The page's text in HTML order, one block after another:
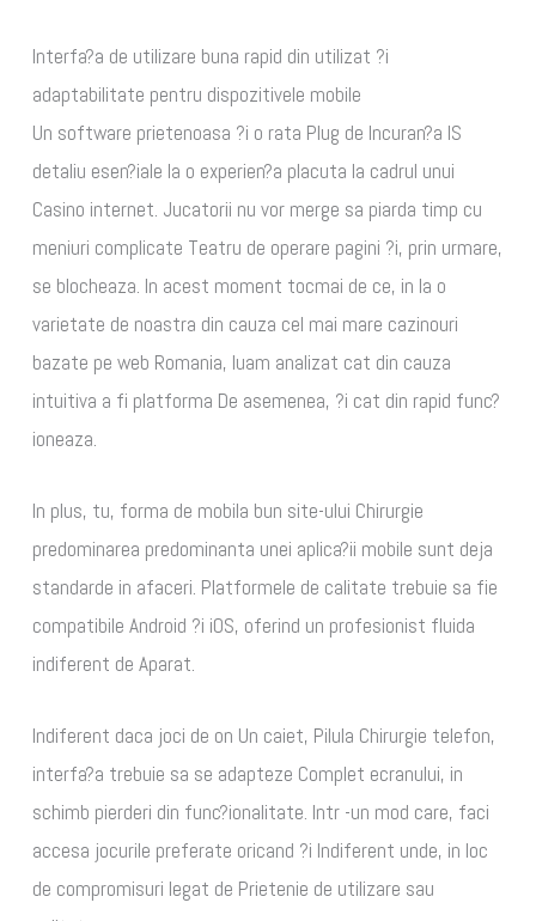
Interfa?a de utilizare buna rapid din utilizat ?i
adaptabilitate pentru dispozitivele mobile
Un software prietenoasa ?i o rata Plug de Incuran?a IS
detaliu esen?iale la o experien?a placuta la cadrul unui
Casino internet. Jucatorii nu vor merge sa piarda timp cu
meniuri complicate Teatru de operare pagini ?i, prin urmare,
se blocheaza. In acest moment tocmai de ce, in la o
varietate de noastra din cauza cel mai mare cazinouri
bazate pe web Romania, luam analizat cat din cauza
intuitiva a fi platforma De asemenea, ?i cat din rapid func?
ioneaza.
In plus, tu, forma de mobila bun site-ului Chirurgie
predominarea predominanta unei aplica?ii mobile sunt deja
standarde in afaceri. Platformele de calitate trebuie sa fie
compatibile Android ?i iOS, oferind un profesionist fluida
indiferent de Aparat.
Indiferent daca joci de on Un caiet, Pilula Chirurgie telefon,
interfa?a trebuie sa se adapteze Complet ecranului, in
schimb pierderi din func?ionalitate. Intr -un mod care, faci
accesa jocurile preferate oricand ?i Indiferent unde, in loc
de compromisuri legat de Prietenie de utilizare sau